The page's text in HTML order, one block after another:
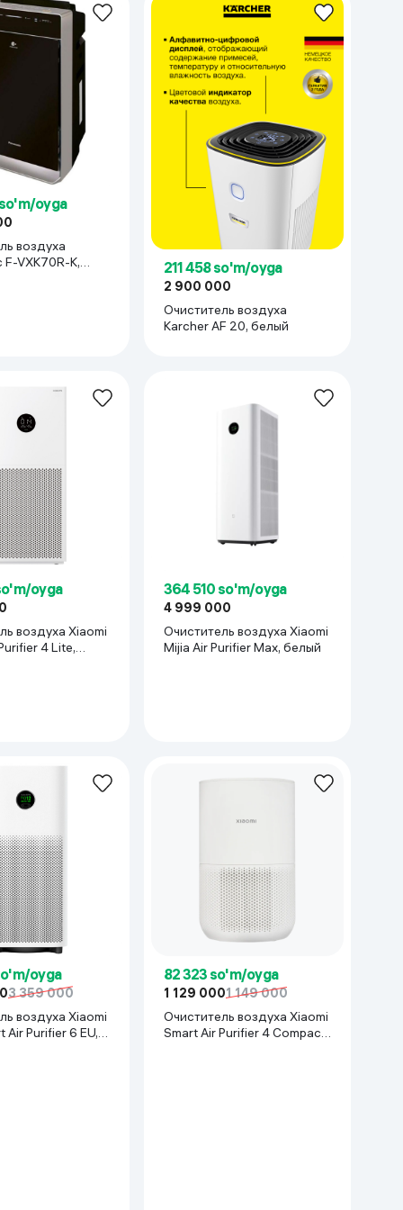
SCO — навсегда
oyga
воздуха
F-VXK70R-K,
211 458 so'm/oyga
2 900 000
Очиститель воздуха
Karcher AF 20, белый
oyga
воздуха Xiaomi
4 Lite,
364 510 so'm/oyga
4 999 000
Очиститель воздуха Xiaomi
Mijia Air Purifier Max, белый
oyga
3 359 000
воздуха Xiaomi
Air Purifier 6 EU,
82 323 so'm/oyga
1 129 0001 149 000
Очиститель воздуха Xiaomi
Smart Air Purifier 4 Compact,